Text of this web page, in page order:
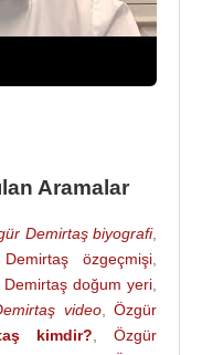
görevine başladı
100 Bin EURO
gazete, dergi ve
içinde bulunduğu
Üniversitesi
Merkezi
Kurucu
bankalarından
Aramalar
Demirtaş biyografi,
özgeçmişi
Demirtaş doğum yeri
video,Özgür
kimdir?
Özgür